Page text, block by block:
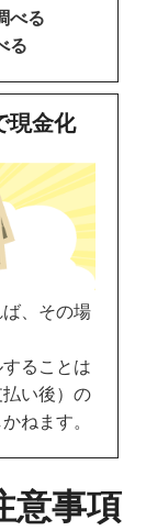
べる
る
現金化
、その場
ることは
い後）の
ねます。
意事項